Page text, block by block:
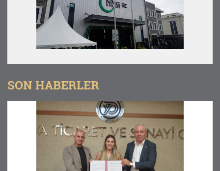
SON HABERLER